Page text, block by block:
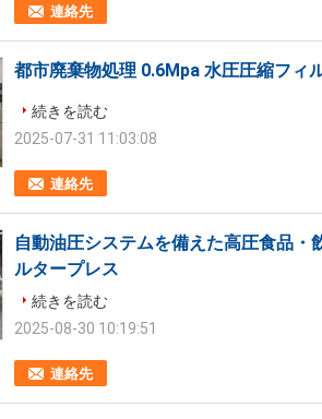
連絡先
都市廃棄物処理 0.6Mpa 水圧圧縮フィ
連絡先
続きを読む
2025-07-31 11:03:08
自動油圧システムを備えた高圧食品
ルタープレス
連絡先
続きを読む
2025-08-30 10:19:51